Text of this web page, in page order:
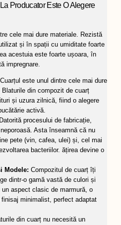
Producator Este O Alegere
cele mai dure materiale. Rezistă
și în spații cu umiditate foarte
acestuia este foarte ușoara, în
impregnare.
Cuarțul este unul dintre cele mai dure
din compozit de cuarț
și uzura zilnică, fiind o alegere
activă.
Datorită procesului de fabricație,
Asta înseamnă că nu
pete (vin, cafea, ulei) și, cel mai
bacteriilor. ățirea devine o
Modele: Compozitul de cuarț îți
dintr-o gamă vastă de culori și
aspect clasic de marmură, o
minimalist, perfect adaptat
din cuarț nu necesită un